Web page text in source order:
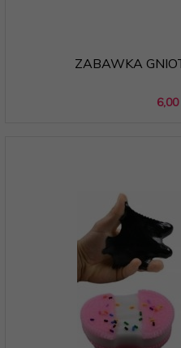
ZABAWKA
6,00